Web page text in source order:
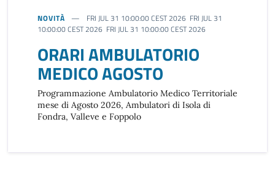
NOVITÀ
FRI JUL 31 10:00:00 CEST 2026 FRI JUL 31
10:00:00 CEST 2026 FRI JUL 31 10:00:00 CEST 2026
ORARI AMBULATORIO
MEDICO AGOSTO
Programmazione Ambulatorio Medico Territoriale
mese di Agosto 2026, Ambulatori di Isola di
Fondra, Valleve e Foppolo